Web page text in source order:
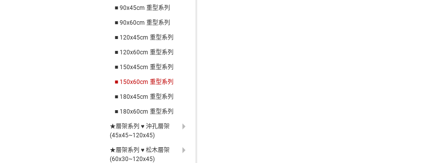
■ 90x45cm 重型系列
■ 90x60cm 重型系列
■ 120x45cm 重型系列
■ 120x60cm 重型系列
■ 150x45cm 重型系列
■ 150x60cm 重型系列
■ 180x45cm 重型系列
■ 180x60cm 重型系列
★層架系列 ♥ 沖孔層架
(45x45~120x45)
★層架系列 ♥ 松木層架
(60x30~120x45)